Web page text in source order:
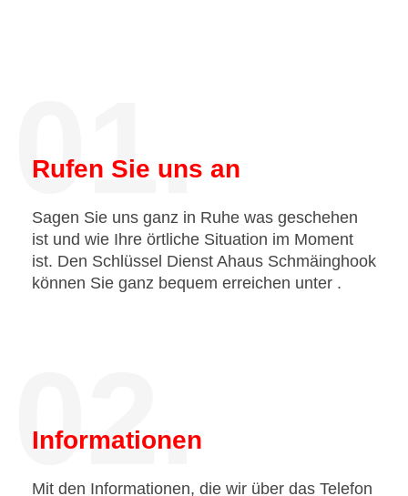
01.
Rufen Sie uns an
Sagen Sie uns ganz in Ruhe was geschehen
ist und wie Ihre örtliche Situation im Moment
ist. Den Schlüssel Dienst Ahaus Schmäinghook
können Sie ganz bequem erreichen unter .
02.
Informationen
Mit den Informationen, die wir über das Telefon